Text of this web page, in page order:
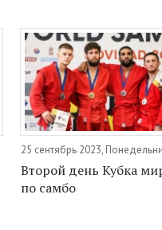
25 сентябрь 2023,
Второй день Кубка
по самбо